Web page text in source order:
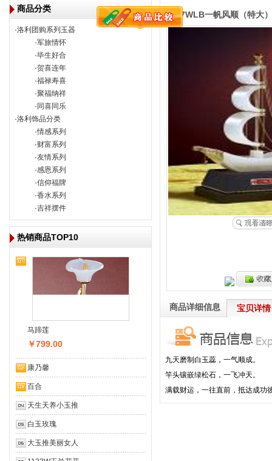
商品分类
·洛利团购系列玉器
·军旅情怀
·毕生好合
·贺喜连年
·福禄寿喜
·聚福纳祥
· 同喜同乐
·洛利饰品分类
·情感系列
·财富系列
·友情系列
·感恩系列
·信仰福牌
·香水系列
·吉祥摆件
热销商品TOP10
马蹄莲
￥799.00
康乃馨
百合
天生天养小玉推
白玉玫瑰
大玉推美丽女人
0117WLB一帆风顺（特大）
商品详细信息 宝贝详情
九天磨制白玉蕊，一气顺成。
竿头镶嵌绿松石，一飞冲天。
满载财运，一往直前，抵达成功